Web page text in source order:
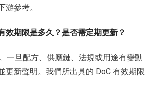
游參考。
效期限是多久？是否需定期更新？
一旦配方、供應鏈、法規或用途有變動
更新聲明。我們所出具的 DoC 有效期限